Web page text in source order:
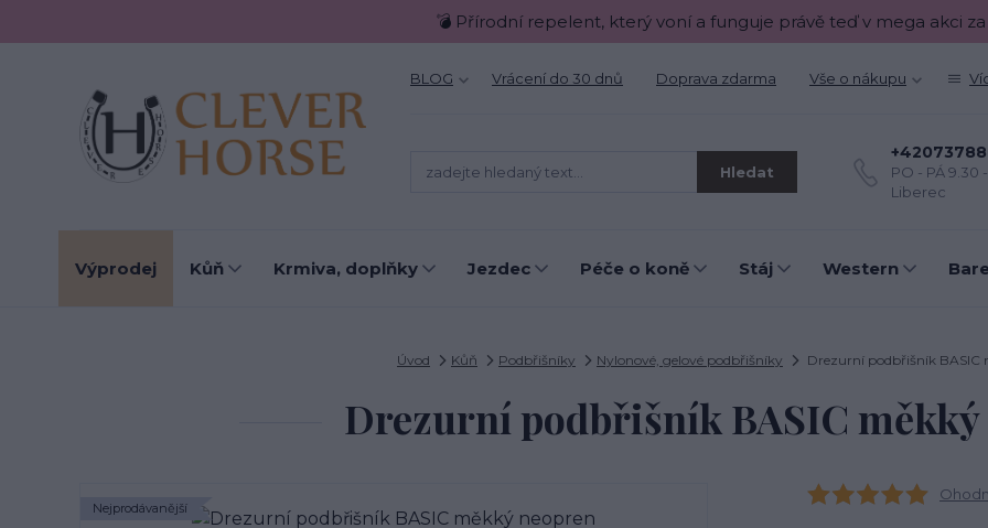
💣 Přírodní repelent, který voní a funguje právě teď v mega akci za
BLOG Vrácení do 30 dnů Doprava zdarma Vše o nákupu
Hledat
PO - PÁ 9.30
Liberec
Výprodej Kůň Krmiva, doplňky Jezdec Péče o koně Stáj Western
Úvod Kůň Podbřišníky Nylonové, gelové podbřišníky Drezurní podbřišník BASIC
Drezurní podbřišník BASIC měkký
Nejprodávanější